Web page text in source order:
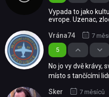
Vypada to jako
evrope. Uzenac,
5
Vrána74 7
No jo vy dvě krávy,
místo s tančícími
Sker 7 měsíců